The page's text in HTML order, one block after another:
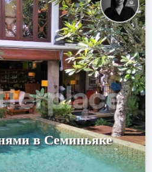
в Семиньяке